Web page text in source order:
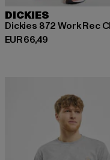
DICKIES
Dickies 872 Work Rec
EUR 66,49
Derzeitiger Preis: EUR